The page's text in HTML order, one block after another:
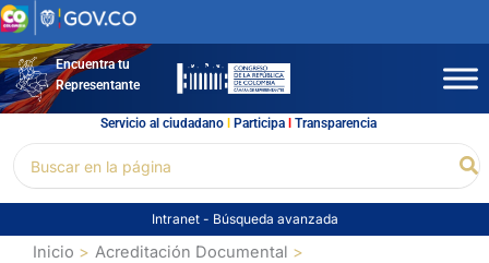
Ir
al
contenidoEncuentra tu
Representante
Servicio al ciudadano l Participal Transparencia
por:
Intranet - Búsqueda avanzada
Inicio
Acreditación Documental